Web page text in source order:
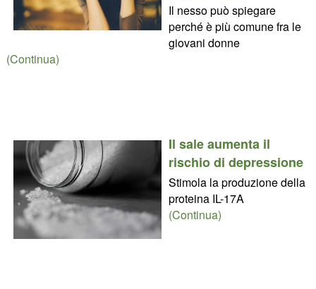
Il nesso può spiegare
perché è più comune fra le
giovani donne
(Continua)
Il sale aumenta il
rischio di depressione
Stimola la produzione della
proteina IL-17A
(Continua)